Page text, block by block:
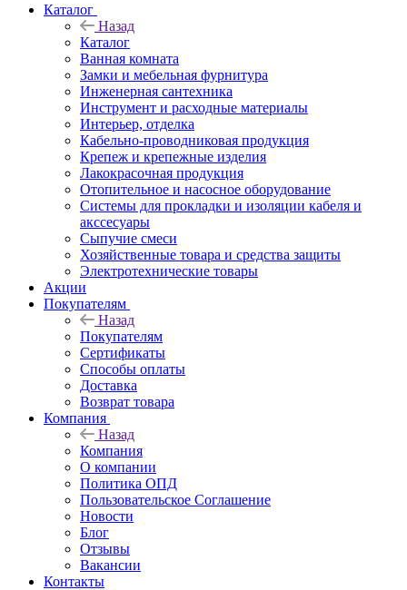
Каталог
Назад
Каталог
Ванная комната
Замки и мебельная фурнитура
Инженерная сантехника
Инструмент и расходные материалы
Интерьер, отделка
Кабельно-проводниковая продукция
Крепеж и крепежные изделия
Лакокрасочная продукция
Отопительное и насосное оборудование
Системы для прокладки и изоляции кабеля и
акссесуары
Сыпучие смеси
Хозяйственные товара и средства защиты
Электротехнические товары
Акции
Покупателям
Назад
Покупателям
Сертификаты
Способы оплаты
Доставка
Возврат товара
Компания
Назад
Компания
О компании
Политика ОПД
Пользовательское Соглашение
Новости
Блог
Отзывы
Вакансии
Контакты